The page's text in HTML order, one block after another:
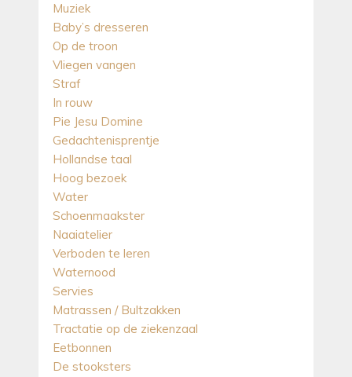
Muziek
Baby’s dresseren
Op de troon
Vliegen vangen
Straf
In rouw
Pie Jesu Domine
Gedachtenisprentje
Hollandse taal
Hoog bezoek
Water
Schoenmaakster
Naaiatelier
Verboden te leren
Waternood
Servies
Matrassen / Bultzakken
Tractatie op de ziekenzaal
Eetbonnen
De stooksters